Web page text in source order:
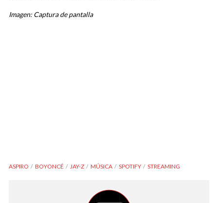
Imagen: Captura de pantalla
ASPIRO BOYONCÉ JAY-Z MÚSICA SPOTIFY STREAMING